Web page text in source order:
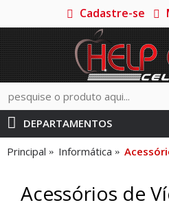
Cadastre-se
DEPARTAMENTOS
Principal Informática
Acessórios de